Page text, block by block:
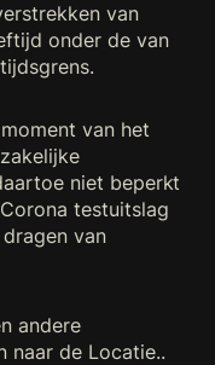
van
onder de van
van het
niet beperkt
testuitslag
van
andere
naar de Locatie..